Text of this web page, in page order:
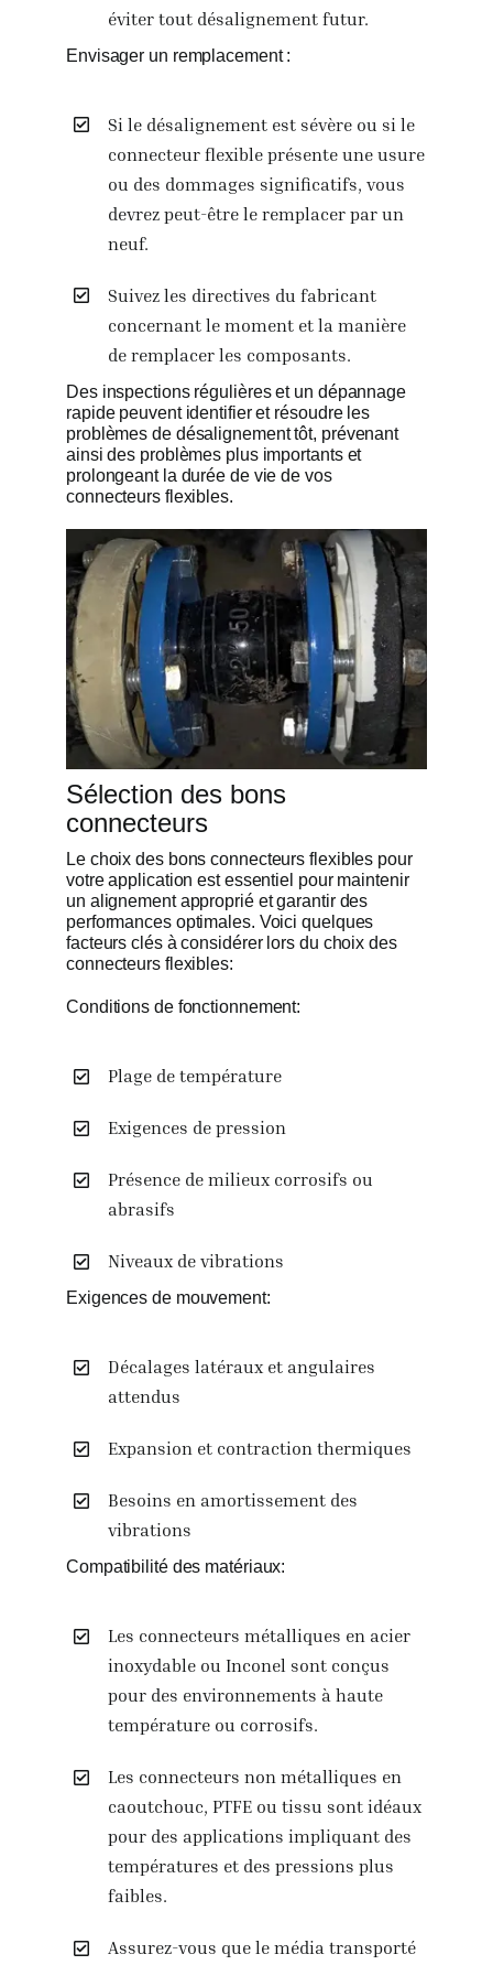
éviter tout désalignement futur.
Envisager un remplacement :
Si le désalignement est sévère ou si le
connecteur flexible présente une usure
ou des dommages significatifs, vous
devrez peut-être le remplacer par un
neuf.
Suivez les directives du fabricant
concernant le moment et la manière
de remplacer les composants.
Des inspections régulières et un dépannage
rapide peuvent identifier et résoudre les
problèmes de désalignement tôt, prévenant
ainsi des problèmes plus importants et
prolongeant la durée de vie de vos
connecteurs flexibles.
Sélection des bons
connecteurs
Le choix des bons connecteurs flexibles pour
votre application est essentiel pour maintenir
un alignement approprié et garantir des
performances optimales. Voici quelques
facteurs clés à considérer lors du choix des
connecteurs flexibles:
Conditions de fonctionnement:
Plage de température
Exigences de pression
Présence de milieux corrosifs ou
abrasifs
Niveaux de vibrations
Exigences de mouvement:
Décalages latéraux et angulaires
attendus
Expansion et contraction thermiques
Besoins en amortissement des
vibrations
Compatibilité des matériaux:
Les connecteurs métalliques en acier
inoxydable ou Inconel sont conçus
pour des environnements à haute
température ou corrosifs.
Les connecteurs non métalliques en
caoutchouc, PTFE ou tissu sont idéaux
pour des applications impliquant des
températures et des pressions plus
faibles.
Assurez-vous que le média transporté